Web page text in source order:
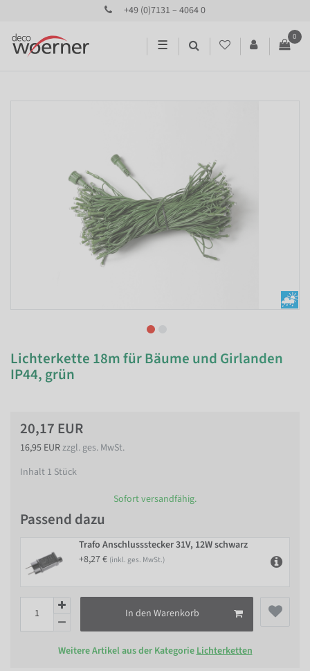
+49 (0)7131 – 4064 0
☰
0
Lichterkette 18m für Bäume und Girlanden
IP44, grün
20,17 EUR
16,95 EURzzgl. ges. MwSt.
Inhalt 1 Stück
Sofort versandfähig.
Passend dazu
Trafo Anschlussstecker 31V, 12W schwarz
+8,27 € (inkl. ges. MwSt.)
In den Warenkorb
Weitere Artikel aus der Kategorie Lichterketten